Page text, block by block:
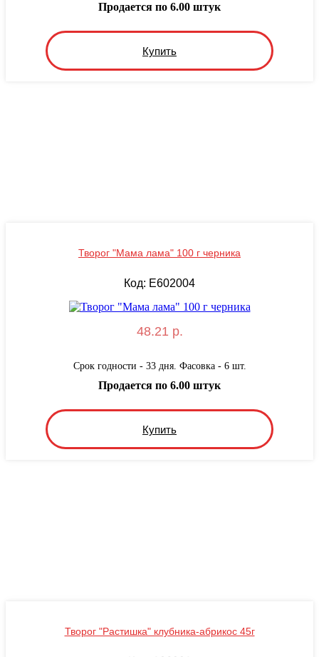
Купить
Продается по 6.00 штук
Творог "Мама лама" 100 г черника
Код: E602004
48.21 р.
Срок годности - 33 дня. Фасовка - 6 шт.
Купить
Продается по 6.00 штук
Творог "Растишка" клубника-абрикос 45г